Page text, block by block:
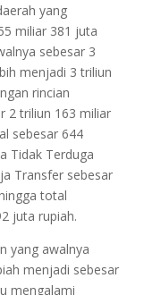
yang
miliar 381 juta
sebesar 3
menjadi 3 triliun
rincian
2 triliun 163 miliar
sebesar 644
Tidak Terduga
Transfer sebesar
total
juta rupiah.
yang awalnya
menjadi sebesar
mengalami